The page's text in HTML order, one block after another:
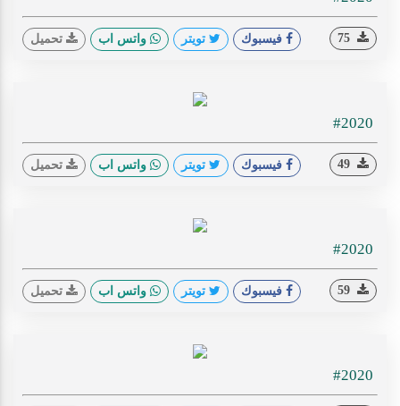
فيسبوك تويتر واتس اب تحميل
#2020
فيسبوك تويتر واتس اب تحميل
#2020
فيسبوك تويتر واتس اب تحميل
#2020